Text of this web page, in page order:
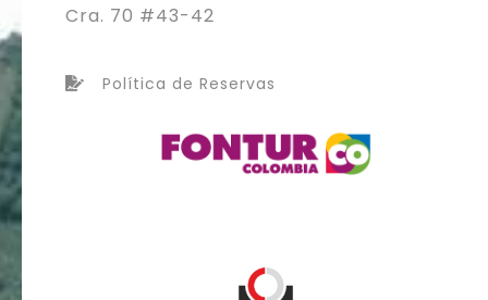
Cra. 70 #43-42
Política de Reservas